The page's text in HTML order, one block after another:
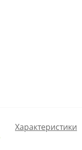
Характеристики